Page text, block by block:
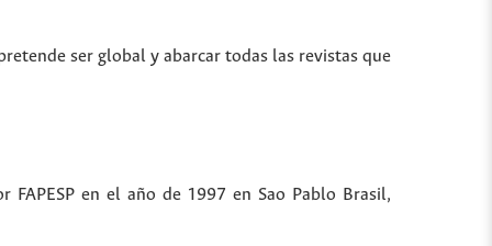
ser global y abarcar todas las revistas que
en el año de 1997 en Sao Pablo Brasil,